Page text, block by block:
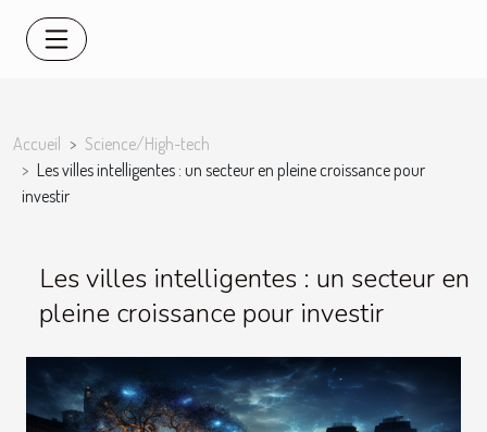
Accueil
Science/High-tech
Les villes intelligentes : un secteur en pleine croissance pour
investir
Les villes intelligentes : un secteur en
pleine croissance pour investir